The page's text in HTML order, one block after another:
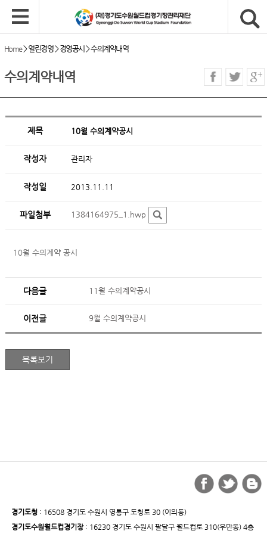
Home>열린경영>경영공시 >수의계약내역
수의계약내역
제목 10월 수의계약공시
작성자 관리자
작성일 2013.11.11
파일첨부 1384164975_1.hwp
10월 수의계약 공시
다음글 11월 수의계약공시
이전글 9월 수의계약공시
경기도청: 16508 경기도 수원시 영통구 도청로 30 (이의동)
경기도수원월드컵경기장: 16230 경기도 수원시 팔달구 월드컵로 310(우만동) 4층